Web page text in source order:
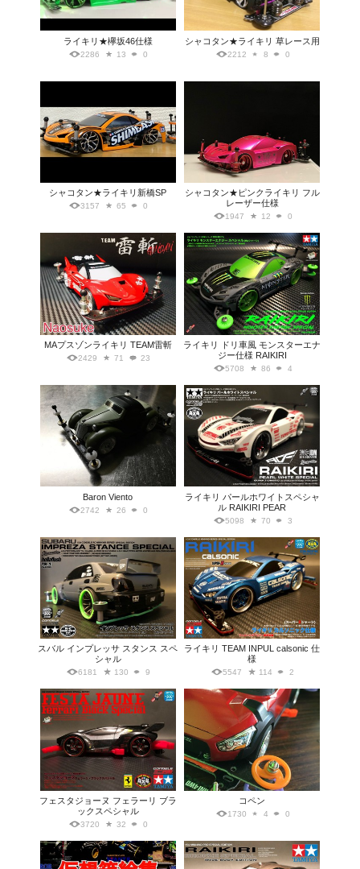
ライキリ★欅坂46仕様
2286 13 0
シャコタン★ライキリ 草レース用
2212 8 0
シャコタン★ライキリ新橋SP
3157 65 0
シャコタン★ピンクライキリ フル
レーザー仕様
1947 12 0
MAプスゾンライキリ TEAM雷斬
2429 71 23
ライキリ ドリ車風 モンスターエナ
ジー仕様 RAIKIRI
5708 86 4
Baron Viento
2742 26 0
ライキリ パールホワイトスペシャ
ル RAIKIRI PEAR
5098 70 3
スバル インプレッサ スタンス スペ
シャル
6181 130 9
ライキリ TEAM INPUL calsonic 仕
様
5547 114 2
フェスタジョーヌ フェラーリ ブラ
ックスペシャル
3720 32 0
コペン
1730 4 0